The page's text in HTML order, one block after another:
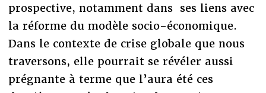
prospective, notamment dans ses liens avec
la réforme du modèle socio-économique.
Dans le contexte de crise globale que nous
traversons, elle pourrait se révéler aussi
prégnante à terme que l’aura été ces